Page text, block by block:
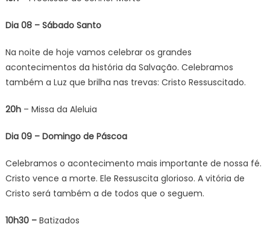
Dia 08 – Sábado Santo
Na noite de hoje vamos celebrar os grandes
acontecimentos da história da Salvação. Celebramos
também a Luz que brilha nas trevas: Cristo Ressuscitado.
20h – Missa da Aleluia
Dia 09 – Domingo de Páscoa
Celebramos o acontecimento mais importante de nossa fé.
Cristo vence a morte. Ele Ressuscita glorioso. A vitória de
Cristo será também a de todos que o seguem.
10h30 – Batizados